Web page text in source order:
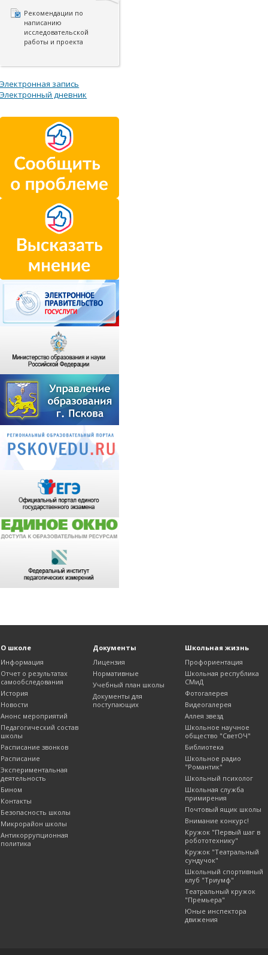
Рекомендации по
написанию
исследовательской
работы и проекта
Электронная запись
Электронный дневник
О школе
Информация
Отчет о результатах
самообследования
История
Новости
Анонс мероприятий
Педагогический состав
школы
Расписание звонков
Расписание
Экспериментальная
деятельность
Бином
Контакты
Безопасность школы
Микрорайон школы
Антикоррупционная
политика
Документы
Лицензия
Нормативные
Учебный план школы
Документы для
поступающих
Школьная жизнь
Профориентация
Школьная республика
СМиД
Фотогалерея
Видеогалерея
Аллея звезд
Школьное научное
общество "СветОЧ"
Библиотека
Школьное радио
"Романтик"
Школьный психолог
Школьная служба
примирения
Почтовый ящик школы
Внимание конкурс!
Кружок "Первый шаг в
робототехнику"
Кружок "Театральный
сундучок"
Школьный спортивный
клуб "Триумф"
Театральный кружок
"Премьера"
Юные инспектора
движения